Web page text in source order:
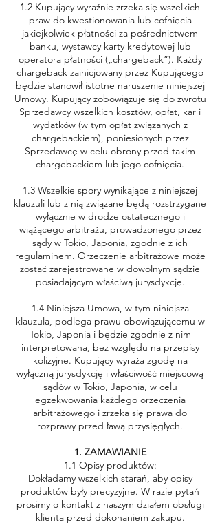
1.2 Kupujący wyraźnie zrzeka się wszelkich
praw do kwestionowania lub cofnięcia
jakiejkolwiek płatności za pośrednictwem
banku, wystawcy karty kredytowej lub
operatora płatności („chargeback”). Każdy
chargeback zainicjowany przez Kupującego
będzie stanowił istotne naruszenie niniejszej
Umowy. Kupujący zobowiązuje się do zwrotu
Sprzedawcy wszelkich kosztów, opłat, kar i
wydatków (w tym opłat związanych z
chargebackiem), poniesionych przez
Sprzedawcę w celu obrony przed takim
chargebackiem lub jego cofnięcia.
1.3 Wszelkie spory wynikające z niniejszej
klauzuli lub z nią związane będą rozstrzygane
wyłącznie w drodze ostatecznego i
wiążącego arbitrażu, prowadzonego przez
sądy w Tokio, Japonia, zgodnie z ich
regulaminem. Orzeczenie arbitrażowe może
zostać zarejestrowane w dowolnym sądzie
posiadającym właściwą jurysdykcję.
1.4 Niniejsza Umowa, w tym niniejsza
klauzula, podlega prawu obowiązującemu w
Tokio, Japonia i będzie zgodnie z nim
interpretowana, bez względu na przepisy
kolizyjne. Kupujący wyraża zgodę na
wyłączną jurysdykcję i właściwość miejscową
sądów w Tokio, Japonia, w celu
egzekwowania każdego orzeczenia
arbitrażowego i zrzeka się prawa do
rozprawy przed ławą przysięgłych.
1. ZAMAWIANIE
1.1 Opisy produktów:
Dokładamy wszelkich starań, aby opisy
produktów były precyzyjne. W razie pytań
prosimy o kontakt z naszym działem obsługi
klienta przed dokonaniem zakupu.